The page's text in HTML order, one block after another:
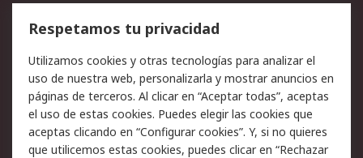
Cómo realizar pedidos
Devoluciones
Facturación y pago
Ofertas
Soporte técnico
Legal
Aviso legal
Política de privacidad -
Respetamos tu privacidad
Utilizamos cookies y otras tecnologías para analizar el
uso de nuestra web, personalizarla y mostrar anuncios en
páginas de terceros. Al clicar en “Aceptar todas”, aceptas
el uso de estas cookies. Puedes elegir las cookies que
aceptas clicando en “Configurar cookies”. Y, si no quieres
que utilicemos estas cookies, puedes clicar en “Rechazar